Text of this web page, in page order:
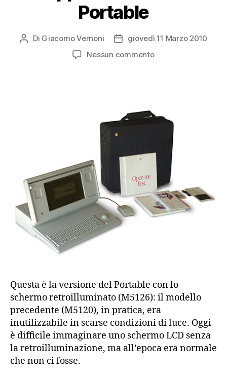
Portable
Autore
Di Giacomo Vernoni
Data
dell'articolo
giovedì 11 Marzo 2010
Nessun commentosu
Questa è la versione del Portable con lo
schermo retroilluminato (M5126): il modello
precedente (M5120), in pratica, era
inutilizzabile in scarse condizioni di luce. Oggi
è difficile immaginare uno schermo LCD senza
la retroilluminazione, ma all’epoca era normale
che non ci fosse.